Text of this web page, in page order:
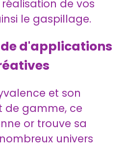
de vos
le gaspillage.
d'applications
et son
de gamme, ce
or trouve sa
univers